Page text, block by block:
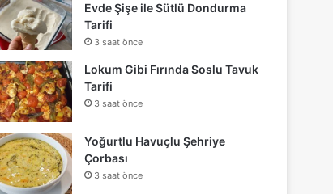
Evde Şişe ile Sütlü Dondurma
Tarifi
3 saat önce
Lokum Gibi Fırında Soslu Tavuk
Tarifi
3 saat önce
Yoğurtlu Havuçlu Şehriye
Çorbası
3 saat önce